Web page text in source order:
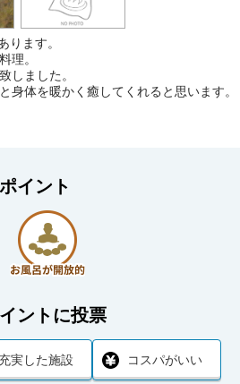
ります。
理。
しました。
体を暖かく癒してくれると思います。
イント
ントに投票
充実した施設 コスパがいい